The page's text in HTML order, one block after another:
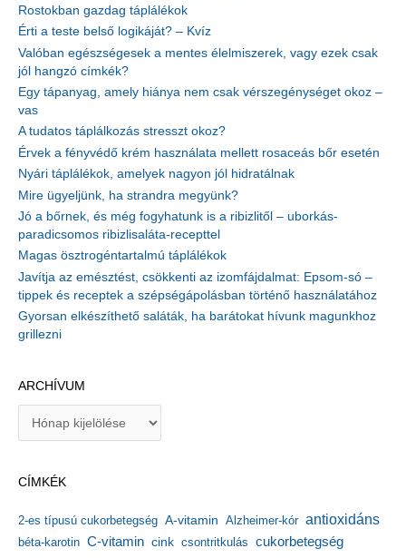
Rostokban gazdag táplálékok
Érti a teste belső logikáját? – Kvíz
Valóban egészségesek a mentes élelmiszerek, vagy ezek csak
jól hangzó címkék?
Egy tápanyag, amely hiánya nem csak vérszegénységet okoz –
vas
A tudatos táplálkozás stresszt okoz?
Érvek a fényvédő krém használata mellett rosaceás bőr esetén
Nyári táplálékok, amelyek nagyon jól hidratálnak
Mire ügyeljünk, ha strandra megyünk?
Jó a bőrnek, és még fogyhatunk is a ribizlitől – uborkás-
paradicsomos ribizlisaláta-recepttel
Magas ösztrogéntartalmú táplálékok
Javítja az emésztést, csökkenti az izomfájdalmat: Epsom-só –
tippek és receptek a szépségápolásban történő használatához
Gyorsan elkészíthető saláták, ha barátokat hívunk magunkhoz
grillezni
ARCHÍVUM
í
u
m
CÍMKÉK
2-es típusú cukorbetegség A-vitamin Alzheimer-kór antioxidáns
béta-karotin C-vitamin cink csontritkulás cukorbetegség